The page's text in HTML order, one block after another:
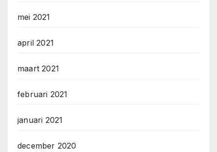
mei 2021
april 2021
maart 2021
februari 2021
januari 2021
december 2020